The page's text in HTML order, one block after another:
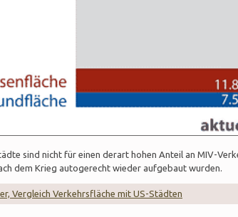
sind nicht für einen derart hohen Anteil an MIV-
dem Krieg autogerecht wieder aufgebaut wurden.
Vergleich Verkehrsfläche mit US-Städten